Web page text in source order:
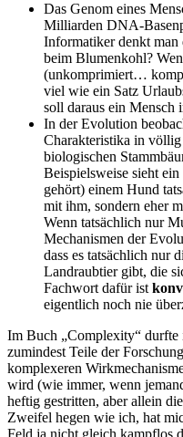
Das Genom eines
Milliarden DNA-
Informatiker denkt
beim Blumenkohl?
(unkomprimiert…
viel wie ein Satz
soll daraus ein Mensch
In der Evolution
Charakteristika in
biologischen
Beispielsweise sieht
gehört) einem Hund
mit ihm, sondern eher
Wenn tatsächlich nur
Mechanismen der
dass es tatsächlich nur
Landraubtier gibt, die
Fachwort dafür ist
eigentlich noch nie
Im Buch „Complexity“ durfte
zumindest Teile der
komplexeren
wird (wie immer, wenn
heftig gestritten, aber allein
Zweifel hegen wie ich, hat